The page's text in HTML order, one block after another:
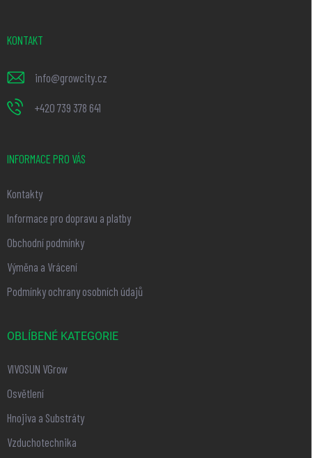
KONTAKT
info@growcity.cz
+420 739 378 641
INFORMACE PRO VÁS
Kontakty
Informace pro dopravu a platby
Obchodní podmínky
Výměna a Vrácení
Podmínky ochrany osobních údajů
OBLÍBENÉ KATEGORIE
VIVOSUN VGrow
Osvětlení
Hnojiva a Substráty
Vzduchotechnika